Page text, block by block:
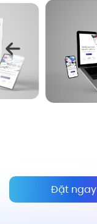
Đặt ngay